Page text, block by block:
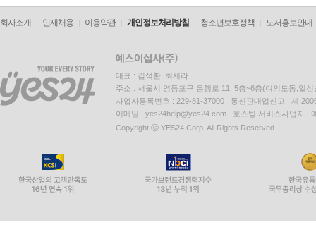
회사소개 인재채용 이용약관 개인정보처리방침 청소년보호정책 도서홍보안내
대표 : 김석환, 최세라
주소 : 서울시 영등포구 은행로 11, 5층~6층(여의도동,일신
사업자등록번호 : 229-81-37000 통신판매업신고 : 제
이메일 : yes24help@yes24.com 호스팅 서비스사업자 :
Copyright ⓒ YES24 Corp. All Rights Reserved.